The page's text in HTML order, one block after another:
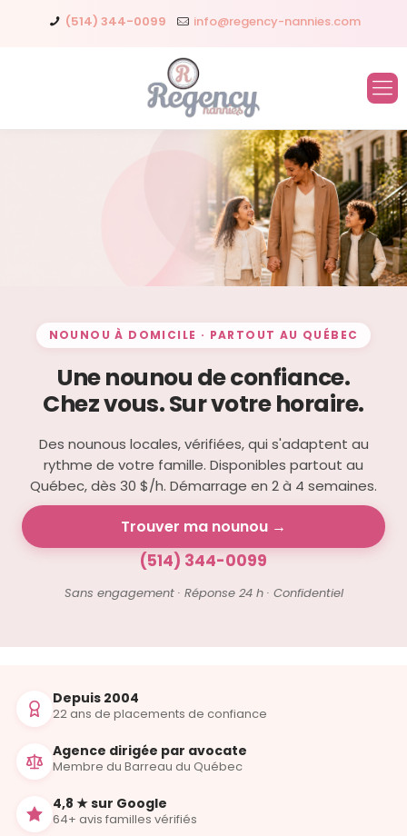
(514) 344-0099 info@regency-nannies.com
NOUNOU À DOMICILE · PARTOUT AU QUÉBEC
Une nounou de confiance.
Chez vous. Sur votre horaire.
Des nounous locales, vérifiées, qui s'adaptent au
rythme de votre famille. Disponibles partout au
Québec, dès 30 $/h. Démarrage en 2 à 4 semaines.
Trouver ma nounou →
(514) 344-0099
Sans engagement · Réponse 24 h · Confidentiel
Depuis 2004
22 ans de placements de confiance
Agence dirigée par avocate
Membre du Barreau du Québec
4,8 ★ sur Google
64+ avis familles vérifiés